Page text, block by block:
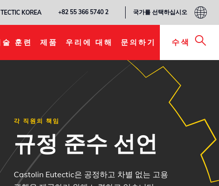
KOREA +82 55 366 5740 2 국가를 선택하십시오
술 훈련 제품 우리에 대해 문의하기 수색
각 직원의 책임
규정 준수 선언
Castolin Eutectic은 공정하고 차별 없는 고용